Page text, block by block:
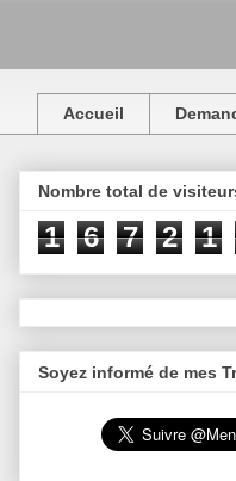
Accueil
Nombre total de
1 6 7 2 1
Soyez informé de mes